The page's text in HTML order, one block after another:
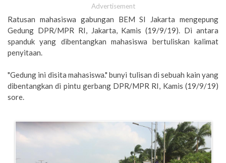
Advertisement
Ratusan mahasiswa gabungan BEM SI Jakarta mengepung
Gedung DPR/MPR RI, Jakarta, Kamis (19/9/19). Di antara
spanduk yang dibentangkan mahasiswa bertuliskan kalimat
penyitaan.
"Gedung ini disita mahasiswa." bunyi tulisan di sebuah kain yang
dibentangkan di pintu gerbang DPR/MPR RI, Kamis (19/9/19)
sore.